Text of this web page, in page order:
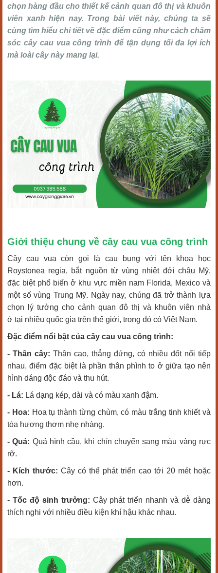
chọn hàng đầu cho thiết kế cảnh quan đô thị và khuôn
viên xanh hiện nay. Trong bài viết này, chúng ta sẽ
cùng tìm hiểu chi tiết về đặc điểm cũng như cách chăm
sóc cây cau vua công trình để tận dụng tối đa lợi ích
mà loài cây này mang lại.
Giới thiệu chung về cây cau vua công trình
Cây cau vua còn gọi là cau bụng với tên khoa học
Roystonea regia, bắt nguồn từ vùng nhiệt đới châu Mỹ,
đặc biệt phổ biến ở khu vực miền nam Florida, Mexico và
một số vùng Trung Mỹ. Ngày nay, chúng đã trở thành lựa
chọn lý tưởng cho cảnh quan đô thị và khuôn viên nhà
ở tại nhiều quốc gia trên thế giới, trong đó có Việt Nam.
Đặc điểm nổi bật của cây cau vua công trình:
- Thân cây: Thân cao, thẳng đứng, có nhiều đốt nối tiếp
nhau, điểm đặc biệt là phần thân phình to ở giữa tạo nên
hình dáng độc đáo và thu hút.
- Lá: Lá dạng kép, dài và có màu xanh đậm.
- Hoa: Hoa tụ thành từng chùm, có màu trắng tinh khiết và
tỏa hương thơm nhẹ nhàng.
- Quả: Quả hình cầu, khi chín chuyển sang màu vàng rực
rỡ.
- Kích thước: Cây có thể phát triển cao tới 20 mét hoặc
hơn.
- Tốc độ sinh trưởng: Cây phát triển nhanh và dễ dàng
thích nghi với nhiều điều kiện khí hậu khác nhau.